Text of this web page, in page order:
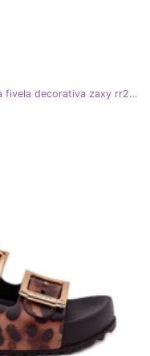
Chinelos femininos perfumados com uma fivela decorativa zaxy rr285077 rosa sujo